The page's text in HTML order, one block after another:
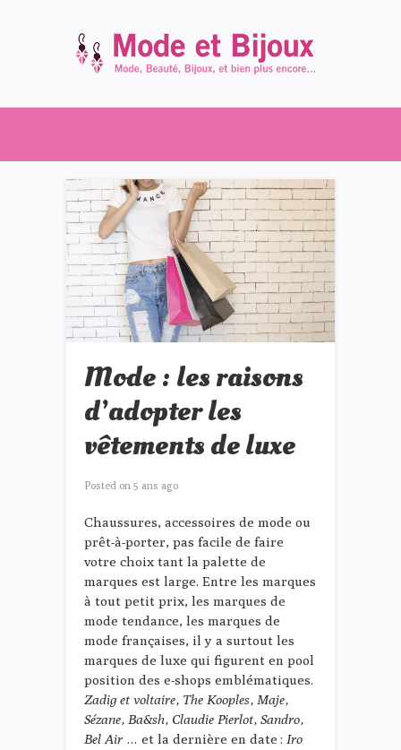
Mode : les raisons
d’adopter les
vêtements de luxe
Posted on 5 ans ago
Chaussures, accessoires de mode ou
prêt-à-porter, pas facile de faire
votre choix tant la palette de
marques est large. Entre les marques
à tout petit prix, les marques de
mode tendance, les marques de
mode françaises, il y a surtout les
marques de luxe qui figurent en pool
position des e-shops emblématiques.
Zadig et voltaire, The Kooples, Maje,
Sézane, Ba&sh, Claudie Pierlot, Sandro,
Bel Air … et la dernière en date : Iro